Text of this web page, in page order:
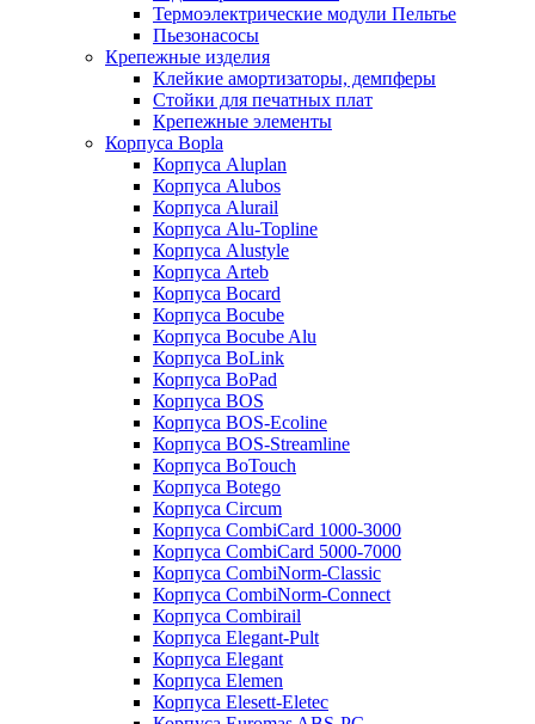
Термоэлектрические модули Пельтье
Пьезонасосы
Крепежные изделия
Клейкие амортизаторы, демпферы
Стойки для печатных плат
Крепежные элементы
Корпуса Bopla
Корпуса Aluplan
Корпуса Alubos
Корпуса Alurail
Корпуса Alu-Topline
Корпуса Alustyle
Корпуса Arteb
Корпуса Bocard
Корпуса Bocube
Корпуса Bocube Alu
Корпуса BoLink
Корпуса BoPad
Корпуса BOS
Корпуса BOS-Ecoline
Корпуса BOS-Streamline
Корпуса BoTouch
Корпуса Botego
Корпуса Circum
Корпуса CombiCard 1000-3000
Корпуса CombiCard 5000-7000
Корпуса CombiNorm-Classic
Корпуса CombiNorm-Connect
Корпуса Combirail
Корпуса Elegant-Pult
Корпуса Elegant
Корпуса Elemen
Корпуса Elesett-Eletec